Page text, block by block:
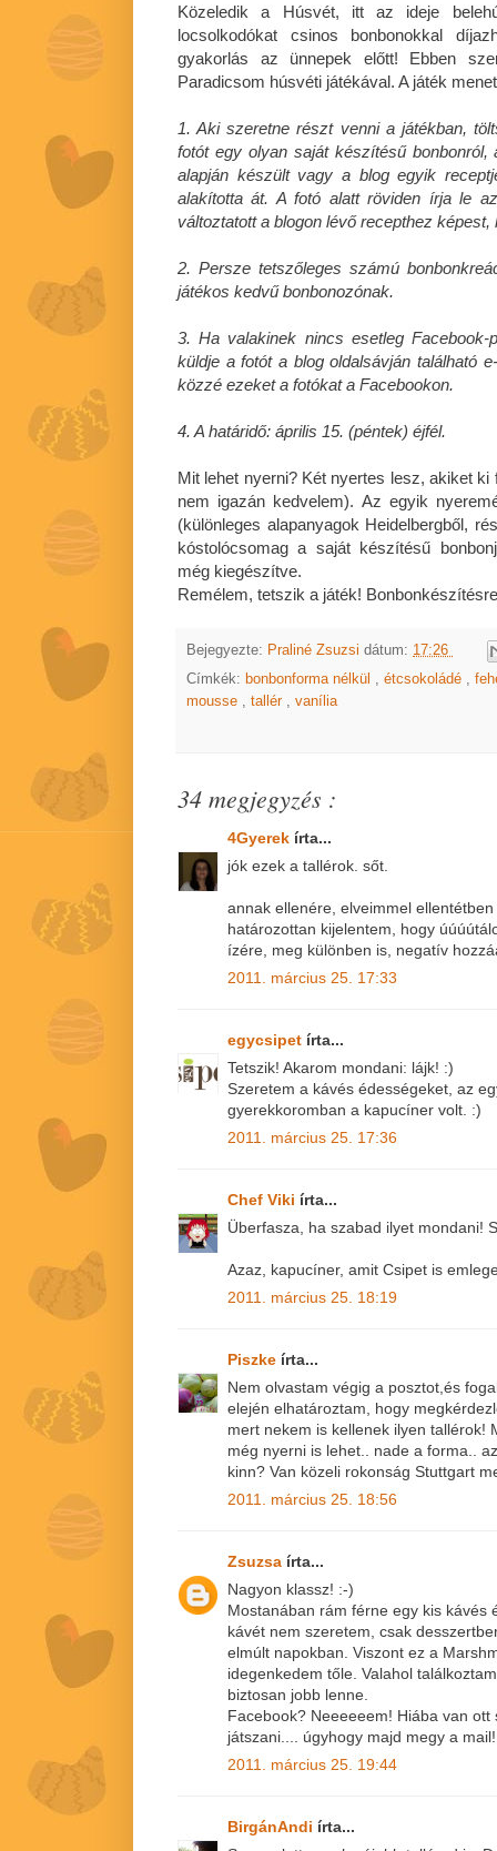
Közeledik a Húsvét, itt az ideje
locsolkodókat csinos bonbonokkal
gyakorlás az ünnepek előtt! Ebben
Paradicsom húsvéti játékával. A játék
1. Aki szeretne részt venni a játékban,
fotót egy olyan saját készítésű
alapján készült vagy a blog egyik
alakította át. A fotó alatt röviden írja le
változtatott a blogon lévő recepthez
2. Persze tetszőleges számú
játékos kedvű bonbonozónak.
3. Ha valakinek nincs esetleg
küldje a fotót a blog oldalsávján található
közzé ezeket a fotókat a Facebookon.
4. A határidő: április 15. (péntek) éjfél.
Mit lehet nyerni? Két nyertes lesz, akiket
nem igazán kedvelem). Az egyik
(különleges alapanyagok Heidelbergből,
kóstolócsomag a saját készítésű
még kiegészítve.
Remélem, tetszik a játék!
Bejegyezte: Praliné Zsuzsi dátum: 17:26
Címkék: bonbonforma nélkül , étcsokoládé ,
mousse , tallér , vanília
34 megjegyzés :
4Gyerek írta...
jók ezek a tallérok. sőt.
annak ellenére, elveimmel
határozottan kijelentem, hogy
ízére, meg különben is, negatív
2011. március 25. 17:33
egycsipet írta...
Tetszik! Akarom mondani: lájk! :)
Szeretem a kávés édességeket, az
gyerekkoromban a kapucíner volt. :)
2011. március 25. 17:36
Chef Viki írta...
Überfasza, ha szabad ilyet mondani!
Azaz, kapucíner, amit Csipet is
2011. március 25. 18:19
Piszke írta...
Nem olvastam végig a posztot,és
elején elhatároztam, hogy
mert nekem is kellenek ilyen tallérok!
még nyerni is lehet.. nade a forma..
kinn? Van közeli rokonság Stuttgart
2011. március 25. 18:56
Zsuzsa írta...
Nagyon klassz! :-)
Mostanában rám férne egy kis kávés
kávét nem szeretem, csak
elmúlt napokban. Viszont ez a
idegenkedem tőle. Valahol
biztosan jobb lenne.
Facebook? Neeeeeem! Hiába van
játszani.... úgyhogy majd megy a
2011. március 25. 19:44
BirgánAndi írta...